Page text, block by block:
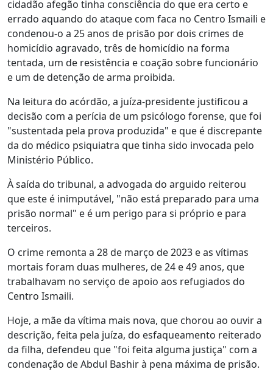
cidadão afegão tinha consciência do que era certo e
errado aquando do ataque com faca no Centro Ismaili e
condenou-o a 25 anos de prisão por dois crimes de
homicídio agravado, três de homicídio na forma
tentada, um de resistência e coação sobre funcionário
e um de detenção de arma proibida.
Na leitura do acórdão, a juíza-presidente justificou a
decisão com a perícia de um psicólogo forense, que foi
"sustentada pela prova produzida" e que é discrepante
da do médico psiquiatra que tinha sido invocada pelo
Ministério Público.
À saída do tribunal, a advogada do arguido reiterou
que este é inimputável, "não está preparado para uma
prisão normal" e é um perigo para si próprio e para
terceiros.
O crime remonta a 28 de março de 2023 e as vítimas
mortais foram duas mulheres, de 24 e 49 anos, que
trabalhavam no serviço de apoio aos refugiados do
Centro Ismaili.
Hoje, a mãe da vítima mais nova, que chorou ao ouvir a
descrição, feita pela juíza, do esfaqueamento reiterado
da filha, defendeu que "foi feita alguma justiça" com a
condenação de Abdul Bashir à pena máxima de prisão.